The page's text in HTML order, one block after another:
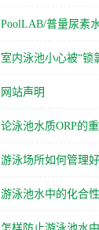
PoolLAB/普量尿素
室内泳池小心被“锁
网站声明
论泳池水质ORP的
游泳场所如何管理好
游泳池水中的化合